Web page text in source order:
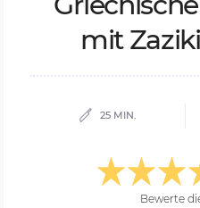
mit
25 MIN.
Bewerte